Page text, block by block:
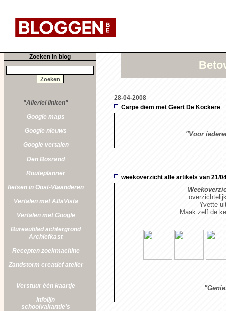
Zoeken in blog
"Allerlei linken"
Google maps
Google nieuws
Google vertalen
Den Bosrand
Routeplanner
fietsen in Oost-Vlaanderen
Vertalen met AltaVista
Vertalen met Google
Bureaublad achtergrond
Archiefkast
Recepten zoekmachine
Zandstorm creatief atelier
Verstuur één kaartje
Infolijn
schoolvakantie's
28-04-2008
Carpe diem met Geert De Kockere
"Voor
weekoverzicht alle artikels van 21/
Yvette
Maak zelf de